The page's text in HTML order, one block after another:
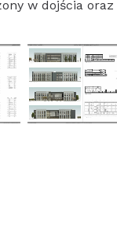
w dojścia